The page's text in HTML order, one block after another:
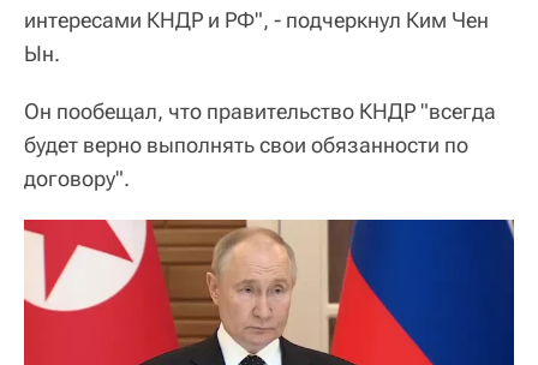
интересами КНДР и РФ", - подчеркнул Ким Чен
Ын.
Он пообещал, что правительство КНДР "всегда
будет верно выполнять свои обязанности по
договору".